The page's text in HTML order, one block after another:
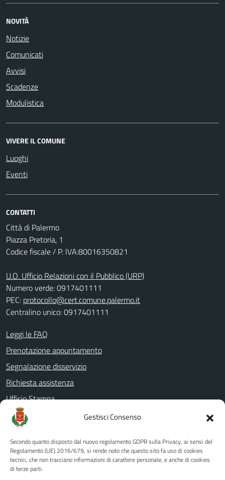
Gestisci Consenso
Secondo quanto disposto dal nuovo regolamento GDPR sulla Privacy, ai sensi del
Regolamento (UE) 2016/679, si rende noto che questo sito fa uso di cookies
tecnici, che non tracciano informazioni di carattere personale, e anche di cookies
di terze parti.
NOVITÀ
Notizie
Comunicati
Avvisi
Scadenze
Modulistica
VIVERE IL COMUNE
Luoghi
Eventi
CONTATTI
Città di Palermo
Piazza Pretoria, 1
Codice fiscale / P. IVA:80016350821
U.O. Ufficio Relazioni con il Pubblico (URP)
Numero verde: 0917401111
PEC: protocollo@cert.comune.palermo.it
Centralino unico: 0917401111
Leggi le FAQ
Prenotazione appuntamento
Segnalazione disservizio
Richiesta assistenza
Ufficio Stampa
Amministrazione Trasparente
Albo pretorio
Informativa privacy
Note legali